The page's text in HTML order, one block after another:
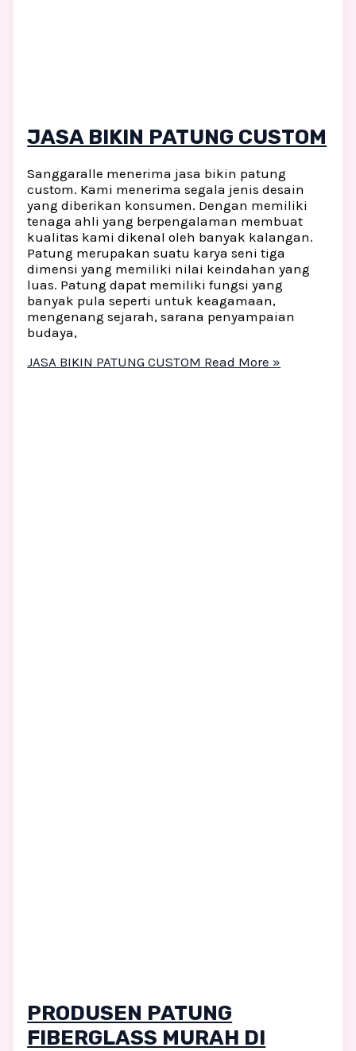
JASA BIKIN PATUNG CUSTOM
Sanggaralle menerima jasa bikin patung
custom. Kami menerima segala jenis desain
yang diberikan konsumen. Dengan memiliki
tenaga ahli yang berpengalaman membuat
kualitas kami dikenal oleh banyak kalangan.
Patung merupakan suatu karya seni tiga
dimensi yang memiliki nilai keindahan yang
luas. Patung dapat memiliki fungsi yang
banyak pula seperti untuk keagamaan,
mengenang sejarah, sarana penyampaian
budaya,
JASA BIKIN PATUNG CUSTOM Read More »
PRODUSEN PATUNG
FIBERGLASS MURAH DI